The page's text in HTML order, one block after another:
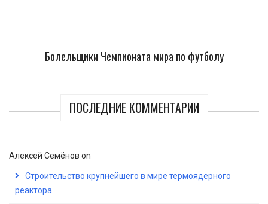
Болельщики Чемпионата мира по футболу
ПОСЛЕДНИЕ КОММЕНТАРИИ
Алексей Семёнов on
Строительство крупнейшего в мире термоядерного
реактора